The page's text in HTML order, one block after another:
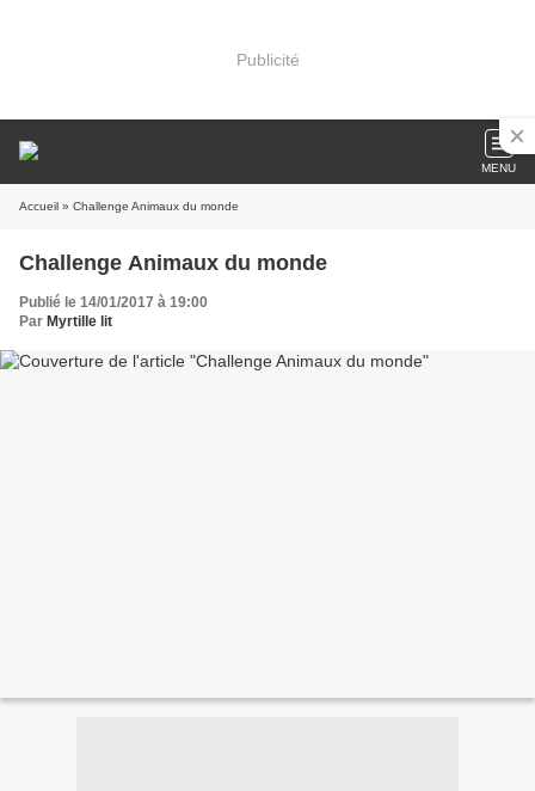
Publicité
MENU
Accueil » Challenge Animaux du monde
Challenge Animaux du monde
Publié le 14/01/2017 à 19:00
Par Myrtille lit